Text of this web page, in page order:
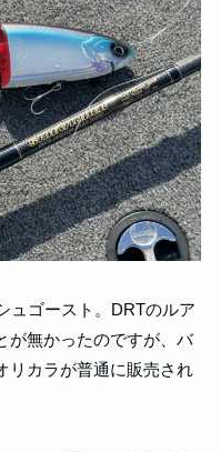
ュゴースト。DRTのルア
が無かったのですが、バ
リカラが普通に販売され